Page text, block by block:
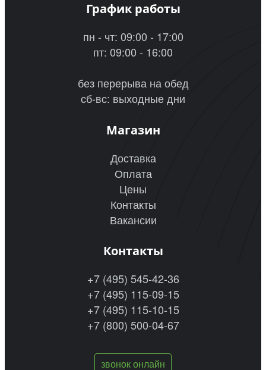
График работы
пн - чт: 09:00 - 17:00
пт: 09:00 - 16:00
без перерыва на обед
сб-вс: выходные дни
Магазин
Доставка
Оплата
Цены
Контакты
Вакансии
Контакты
+7 (495) 545-42-36
+7 (495) 115-09-15
+7 (495) 115-10-15
+7 (800) 500-04-67
звонок онлайн